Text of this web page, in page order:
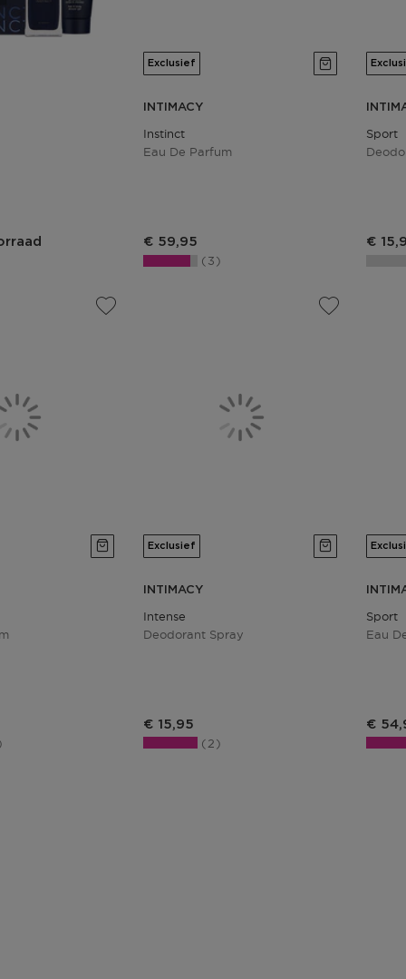
Exclusief
INTIMACY
Instinct
Eau De Parfum
Productprijs
€ 59,95
3
Sport
€
Exclusief
INTIMACY
Intense
Deodorant Spray
Productprijs
€ 15,95
2
Sport
Eau
€